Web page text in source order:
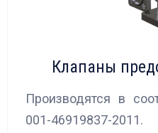
Клапаны
Производятся в
001-46919837-